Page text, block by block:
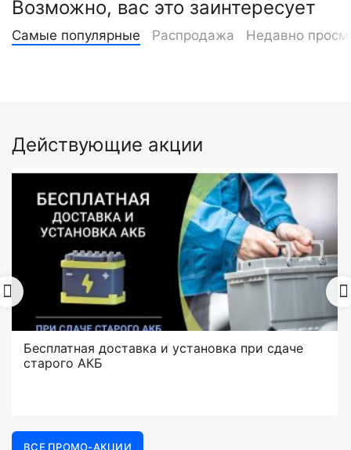
Возможно, вас это заинтересует
Самые популярные Распродажа Недавно
Действующие акции
Бесплатная доставка и установка при сдаче
старого АКБ
ВСЕ ПРОМО-АКЦИИ